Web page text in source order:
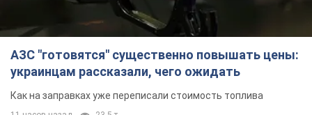
АЗС "готовятся" существенно повышать цены:
украинцам рассказали, чего ожидать
Как на заправках уже переписали стоимость топлива